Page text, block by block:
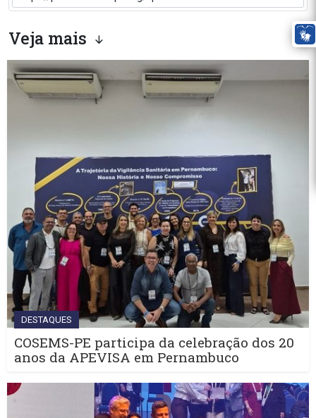
Veja mais
DESTAQUES
COSEMS-PE participa da celebração dos 20
anos da APEVISA em Pernambuco